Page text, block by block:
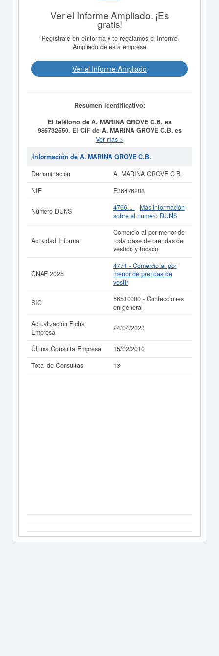
Ver el Informe Ampliado. ¡Es
gratis!
Regístrate en eInforma y te regalamos el Informe
Ampliado de esta empresa
Ver el Informe Ampliado
Resumen identificativo:
El teléfono de A. MARINA GROVE C.B. es
986732550. El CIF de A. MARINA GROVE C.B. es
Su categoría CNAE es 4771 - Comercio al
por menor de prendas de vestir. La actividad de la
clasificación del Sistema Internacional de Clasificación
MARINA GROVE C.B.
cuenta con un total de 13
15/02/2010. Puede consultar las posibles subvenciones
página.
Si está interesado en conocer más datos de la empresa
A. MARINA GROVE C.B. puede
acceder
inmediatamente a este Informe ampliadode A. MARINA
GROVE C.B. y consultar los resultados de sus años de
actividad, así como los balances y cuentas de
resultados disponibles.
La última actualización del informe de empresa se ha
realizado el 24/04/2023.
Ver más >
Información de A. MARINA GROVE C.B.
Denominación
A. MARINA GROVE C.B.
NIF
E36476208
Número DUNS 4766...
Más información
sobre el número DUNS
Actividad Informa
Comercio al por menor de
toda clase de prendas de
vestido y tocado
CNAE 2025
4771 - Comercio al por
menor de prendas de
vestir
SIC
56510000 - Confecciones
en general
Actualización Ficha
Empresa
24/04/2023
Última Consulta Empresa
15/02/2010
Total de Consultas
13